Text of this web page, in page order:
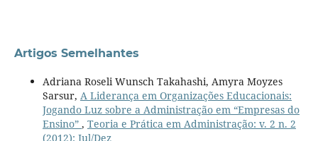
Artigos Semelhantes
Adriana Roseli Wunsch Takahashi, Amyra Moyzes
Sarsur, A Liderança em Organizações Educacionais:
Jogando Luz sobre a Administração em “Empresas do
Ensino” , Teoria e Prática em Administração: v. 2 n. 2
(2012): Jul/Dez